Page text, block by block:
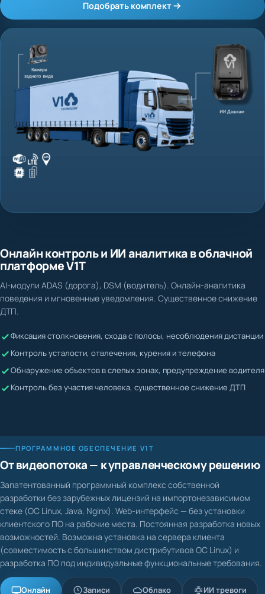
Жалобы невозможно подтвердить или опровергнуть
Водитель может скрывать нарушения
Онлайн контроль и ИИ аналитика в облачной
платформе V1T
поведения и мгновенные уведомления. Существенное снижение
ДТП.
От видеопотока — к управленческому решению
разработки без зарубежных лицензий на импортонезависимом
стеке (ОС Linux, Java, Nginx). Web-интерфейс — без установки
клиентского ПО на рабочие места. Постоянная разработка новых
возможностей. Возможна установка на сервера клиента
(совместимость с большинством дистрибутивов ОС Linux) и
разработка ПО под индивидуальные функциональные требования.